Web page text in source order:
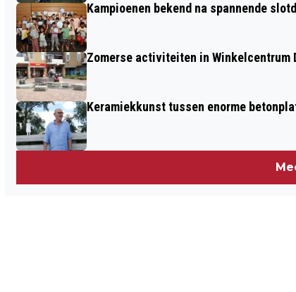
Kampioenen bekend na spannende
Zomerse activiteiten in Winkelcentrum
Keramiekkunst tussen enorme